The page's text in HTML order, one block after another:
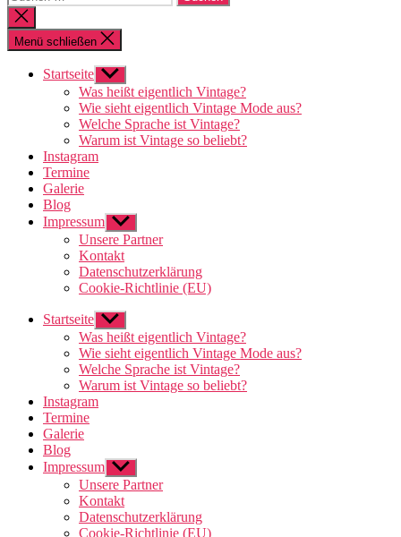
nach:
Suche
schließen
Menü schließen
Startseite Untermenü
anzeigen
Was heißt eigentlich Vintage?
Wie sieht eigentlich Vintage Mode aus?
Welche Sprache ist Vintage?
Warum ist Vintage so beliebt?
Instagram
Termine
Galerie
Blog
Impressum Untermenü
anzeigen
Unsere Partner
Kontakt
Datenschutzerklärung
Cookie-Richtlinie (EU)
Startseite Untermenü
anzeigen
Was heißt eigentlich Vintage?
Wie sieht eigentlich Vintage Mode aus?
Welche Sprache ist Vintage?
Warum ist Vintage so beliebt?
Instagram
Termine
Galerie
Blog
Impressum Untermenü
anzeigen
Unsere Partner
Kontakt
Datenschutzerklärung
Cookie-Richtlinie (EU)